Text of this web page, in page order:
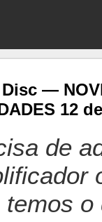
—
12
de
temos o